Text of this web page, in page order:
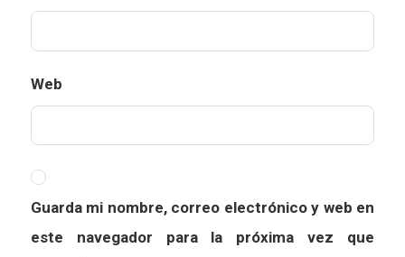
Web
Guarda mi nombre, correo electrónico y web en
este navegador para la próxima vez que